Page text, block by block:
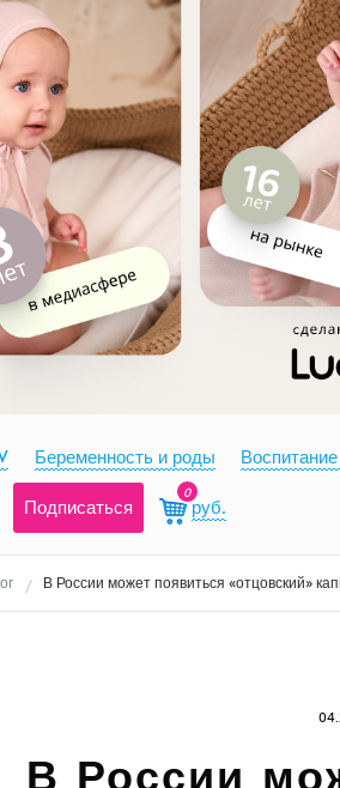
Беременность и роды
Подписаться
0
руб.
В России может появиться «отцовский»